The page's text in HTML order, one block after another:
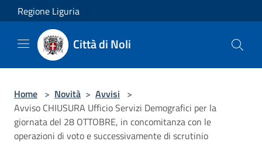
Salta al contenuto principale
Regione Liguria
Città di Noli
Home > Novità > Avvisi >
Avviso CHIUSURA Ufficio Servizi Demografici per la
giornata del 28 OTTOBRE, in concomitanza con le
operazioni di voto e successivamente di scrutinio